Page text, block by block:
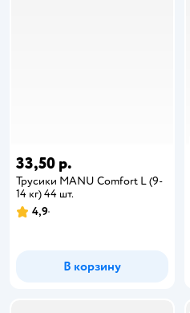
33,50 р.
Трусики MANU Comfort L (9-
14 кг) 44 шт.
4,9
В корзину